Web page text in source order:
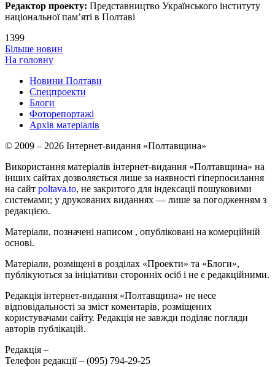
Редактор проекту: Представництво Українського інституту
національної пам’яті в Полтаві
1399
Більше новин
На головну
Новини Полтави
Спецпроекти
Блоги
Фоторепортажі
Архів матеріалів
© 2009 – 2026 Інтернет-видання «Полтавщина»
Використання матеріалів інтернет-видання «Полтавщина» на
інших сайтах дозволяється лише за наявності гіперпосилання
на сайт poltava.to, не закритого для індексації пошуковими
системами; у друкованих виданнях — лише за погодженням з
редакцією.
Матеріали, позначені написом , опубліковані на комерційній
основі.
Матеріали, розміщені в розділах «Проекти» та «Блоги»,
публікуються за ініціативи сторонніх осіб і не є редакційними.
Редакція інтернет-видання «Полтавщина» не несе
відповідальності за зміст коментарів, розміщених
користувачами сайту. Редакція не завжди поділяє погляди
авторів публікацій.
Редакція –
Телефон редакції – (095) 794-29-25